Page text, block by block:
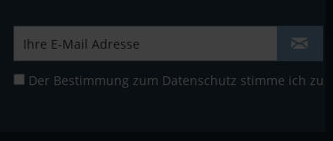
Der Bestimmung zum Datenschutz stimme ich zu